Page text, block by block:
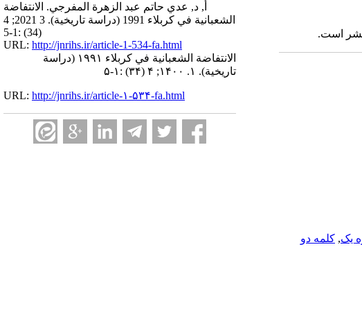
أ, د, عدي حاتم عبد الزهرة المفرجي. الانتفاضة
الشعبانية في كربلاء 1991 (دراسة تاريخية). 3 2021; 4
(34) :1-5
URL: http://jnrihs.ir/article-1-534-fa.html
الانتفاضة الشعبانية في كربلاء ۱۹۹۱ (دراسة
تاريخية). ۱. ۱۴۰۰; ۴ (۳۴) :۱-۵
URL: http://jnrihs.ir/article-۱-۵۳۴-fa.html
است.
یک, کلمه دو